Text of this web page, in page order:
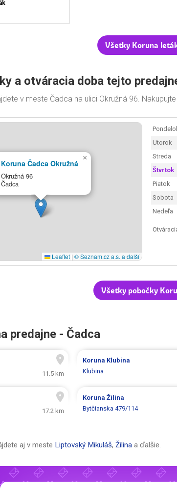
Všetky Koruna
a otváracia doba tejto
v meste Čadca na ulici Okružná 96.
Koruna Čadca Okružná
Okružná 96
Čadca
×
Leaflet | © Seznam.cz a.s. a další
Utorok
Streda
Štvrtok
Piatok
Sobota
Nedeľa
Všetky pobočky
predajne - Čadca
11.5 km
Koruna Klubina
Klubina
17.2 km
Koruna Žilina
Bytčianska 479/114
aj v meste Liptovský Mikuláš, Žilina a ďalšie.